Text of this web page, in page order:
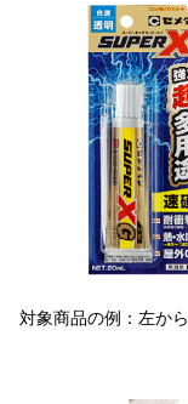
対象商品の例：左か